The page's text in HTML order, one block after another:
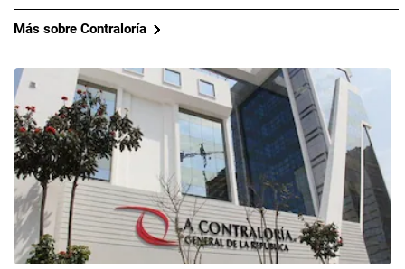
Más sobre Contraloría